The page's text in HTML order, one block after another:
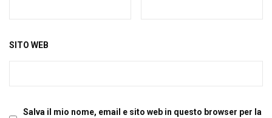
SITO WEB
Salva il mio nome, email e sito web in questo browser per la